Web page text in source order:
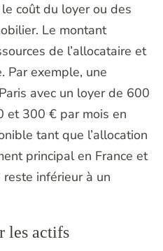
coût du loyer ou des
Le montant
de l’allocataire et
Par exemple, une
avec un loyer de 600
et 300 € par mois en
tant que l’allocation
principal en France et
inférieur à un
les actifs